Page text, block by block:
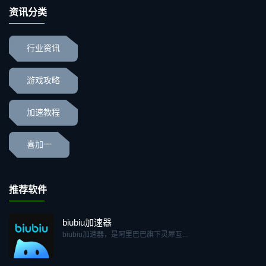
资讯分类
行业资讯
游戏攻略
加速教程
喜加一
推荐软件
biubiu加速器
biubiu加速器，是阿里巴巴旗下灵犀互...